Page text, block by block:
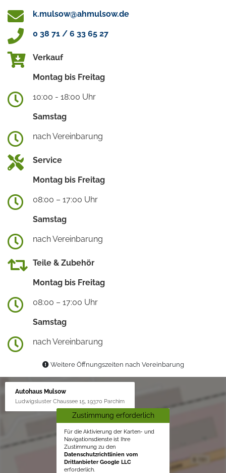
k.mulsow@ahmulsow.de
0 38 71 / 6 33 65 27
Verkauf
Montag bis Freitag
10:00 - 18:00 Uhr
Samstag
nach Vereinbarung
Service
Montag bis Freitag
08:00 – 17:00 Uhr
Samstag
nach Vereinbarung
Teile & Zubehör
Montag bis Freitag
08:00 – 17:00 Uhr
Samstag
nach Vereinbarung
Weitere Öffnungszeiten nach Vereinbarung
Autohaus Mulsow
Ludwigsluster Chaussee 15, 19370 Parchim
Zustimmung erforderlich
Für die Aktivierung der Karten- und
Navigationsdienste ist Ihre
Zustimmung zu den
Datenschutzrichtlinien vom
Drittanbieter Google LLC
erforderlich.